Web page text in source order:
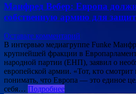
Манфред Вебер: Европа
собственную армию для
Оставьте комментарий
В интервью медиагруппе Funke
крупнейшей фракции в
народной партии (ЕНП), заявил о
европейской армии. «Тот, кто
понимать, что Европа — это единое
себя… Подробнее